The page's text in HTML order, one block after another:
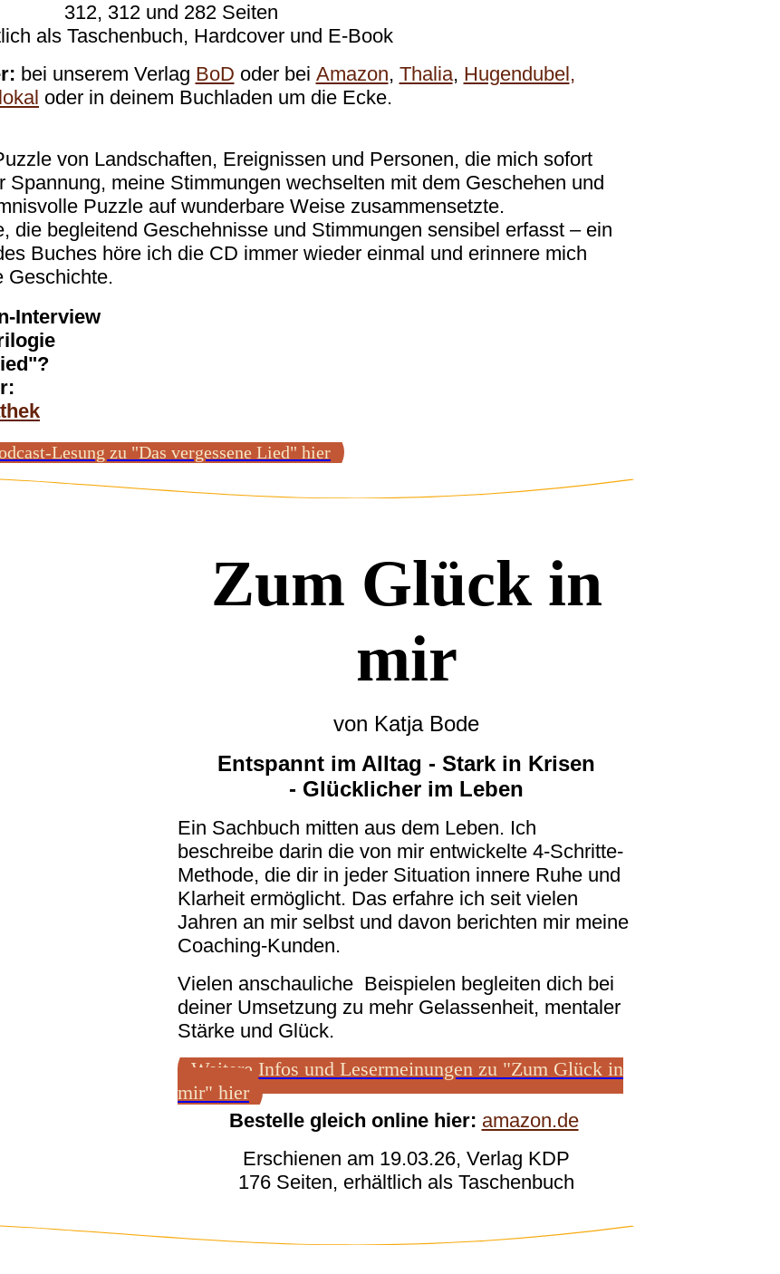
312, 312 und 282 Seiten
als Taschenbuch, Hardcover und E-Book
bei unserem Verlag BoD oder bei Amazon, Thalia, Hugendubel,
oder in deinem Buchladen um die Ecke.
von Landschaften, Ereignissen und Personen, die mich sofort
Spannung, meine Stimmungen wechselten mit dem Geschehen und
Puzzle auf wunderbare Weise zusammensetzte.
die begleitend Geschehnisse und Stimmungen sensibel erfasst – ein
Buches höre ich die CD immer wieder einmal und erinnere mich
Geschichte.
Interview
Lesung zu "Das vergessene Lied" hier
Zum Glück in
mir
von Katja Bode
Entspannt im Alltag - Stark in Krisen
- Glücklicher im Leben
Ein Sachbuch mitten aus dem Leben. Ich
beschreibe darin die von mir entwickelte 4-Schritte-
Methode, die dir in jeder Situation innere Ruhe und
Klarheit ermöglicht. Das erfahre ich seit vielen
Jahren an mir selbst und davon berichten mir meine
Coaching-Kunden.
Vielen anschauliche Beispielen begleiten dich bei
deiner Umsetzung zu mehr Gelassenheit, mentaler
Stärke und Glück.
Weitere Infos und Lesermeinungen zu "Zum Glück in
mir" hier
Bestelle gleich online hier: amazon.de
Erschienen am 19.03.26, Verlag KDP
176 Seiten, erhältlich als Taschenbuch